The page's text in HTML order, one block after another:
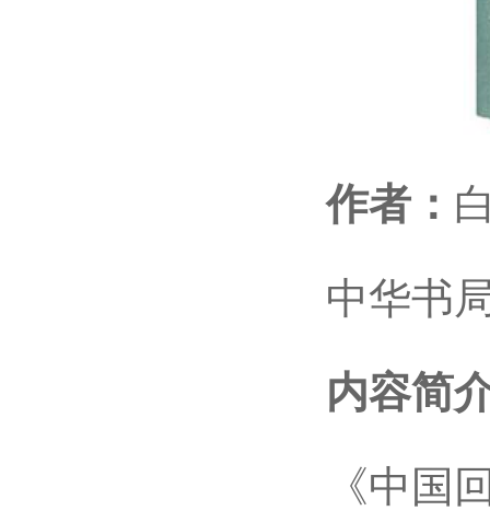
作者：
中华书局
内容简
《中国回